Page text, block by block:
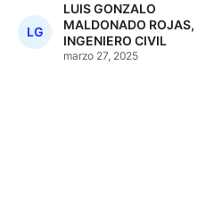
LG
LUIS GONZALO
MALDONADO ROJAS,
INGENIERO CIVIL
marzo 27, 2025